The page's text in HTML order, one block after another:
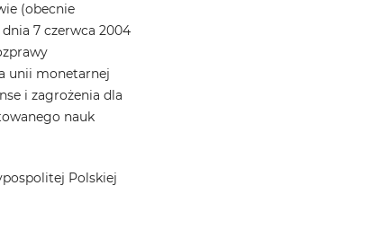
(obecnie
7 czerwca 2004
unii monetarnej
i zagrożenia dla
nauk
Polskiej